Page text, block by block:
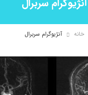
خانه آنژیوگرام سربرال